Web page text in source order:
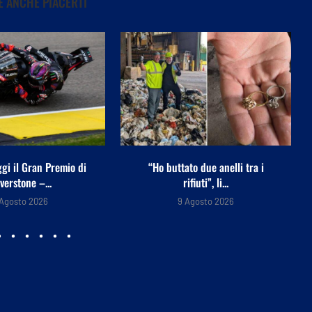
due anelli tra i
li...
2026
Mezz’ora sul divano aumenta il
rischio di morte,...
9 Agosto 2026